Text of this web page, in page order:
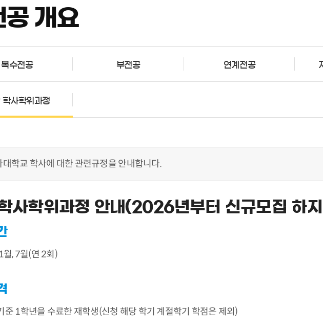
공 개요
복수전공 부전공 연계전공
학사학위과정
대학교 학사에 대한 관련규정을 안내합니다.
사학위과정 안내(2026년부터 신규모집 하
월, 7월(연 2회)
준 1학년을 수료한 재학생(신청 해당 학기 계절학기 학점은 제외)